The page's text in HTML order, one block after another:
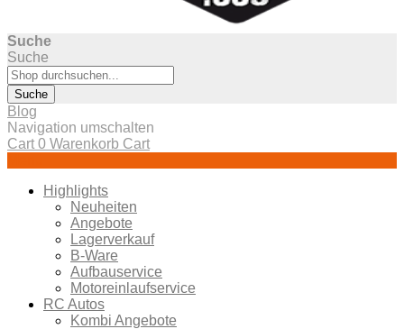
Suche
Suche
Suche
Blog
Navigation umschalten
Cart 0 Warenkorb Cart
Highlights
Neuheiten
Angebote
Lagerverkauf
B-Ware
Aufbauservice
Motoreinlaufservice
RC Autos
Kombi Angebote